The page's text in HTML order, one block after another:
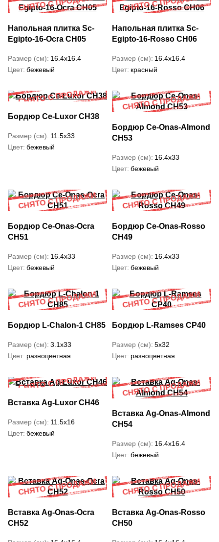
Напольная плитка Sc-
Egipto-16-Ocra CH05
Размер (см) 16.4x16.4
Цвет бежевый
Напольная плитка Sc-
Egipto-16-Rosso CH06
Размер (см) 16.4x16.4
Цвет красный
Бордюр Ce-Luxor CH38
Размер (см) 11.5x33
Цвет бежевый
Бордюр Ce-Onas-Almond
CH53
Размер (см) 16.4x33
Цвет бежевый
Бордюр Ce-Onas-Ocra
CH51
Размер (см) 16.4x33
Цвет бежевый
Бордюр Ce-Onas-Rosso
CH49
Размер (см) 16.4x33
Цвет бежевый
Бордюр L-Chalon-1 CH85
Размер (см) 3.1x33
Цвет разноцветная
Бордюр L-Ramses CP40
Размер (см) 5x32
Цвет разноцветная
Вставка Ag-Luxor CH46
Размер (см) 11.5x16
Цвет бежевый
Вставка Ag-Onas-Almond
CH54
Размер (см) 16.4x16.4
Цвет бежевый
Вставка Ag-Onas-Ocra
CH52
Вставка Ag-Onas-Rosso
CH50